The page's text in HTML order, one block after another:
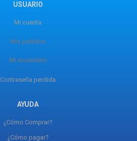
USUARIO
Mi cuenta
Mis pedidos
Mi monedero
Contraseña perdida
AYUDA
¿Cómo Comprar?
¿Cómo pagar?